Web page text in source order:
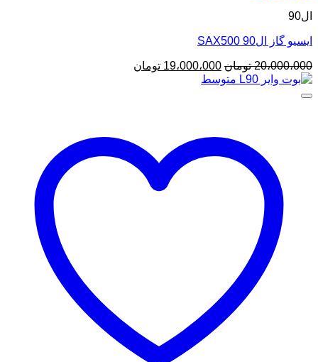
ال90
ایسیو گاز ال90 SAX500
20،000،000 تومان قیمت
اصلی
19،000،000 تومان